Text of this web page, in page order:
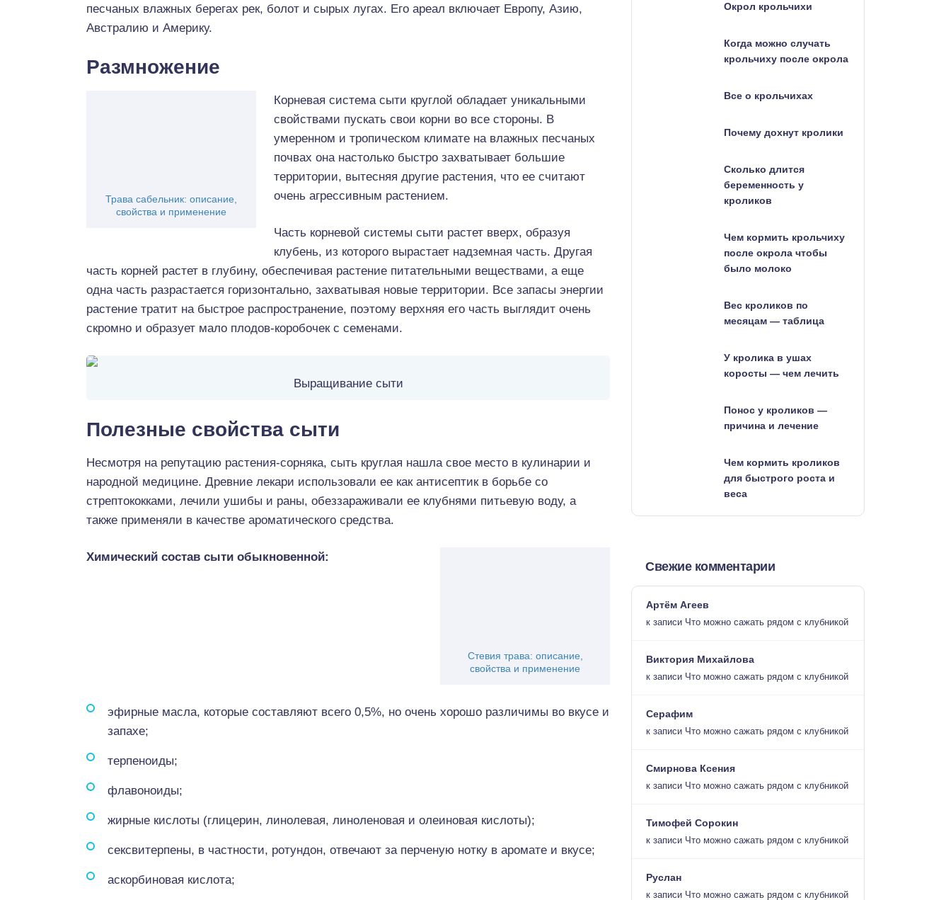
песчаных влажных берегах рек, болот и сырых лугах. Его ареал включает Европу, Азию,
Австралию и Америку.
Размножение
Трава сабельник: описание,
свойства и применение
Корневая система сыти круглой обладает уникальными
свойствами пускать свои корни во все стороны. В
умеренном и тропическом климате на влажных песчаных
почвах она настолько быстро захватывает большие
территории, вытесняя другие растения, что ее считают
очень агрессивным растением.
Часть корневой системы сыти растет вверх, образуя
клубень, из которого вырастает надземная часть. Другая
часть корней растет в глубину, обеспечивая растение питательными веществами, а еще
одна часть разрастается горизонтально, захватывая новые территории. Все запасы энергии
растение тратит на быстрое распространение, поэтому верхняя его часть выглядит очень
скромно и образует мало плодов-коробочек с семенами.
Выращивание сыти
Полезные свойства сыти
Несмотря на репутацию растения-сорняка, сыть круглая нашла свое место в кулинарии и
народной медицине. Древние лекари использовали ее как антисептик в борьбе со
стрептококками, лечили ушибы и раны, обеззараживали ее клубнями питьевую воду, а
также применяли в качестве ароматического средства.
Стевия трава: описание,
свойства и применение
Химический состав сыти обыкновенной:
эфирные масла, которые составляют всего 0,5%, но очень хорошо различимы во вкусе и
запахе;
терпеноиды;
флавоноиды;
жирные кислоты (глицерин, линолевая, линоленовая и олеиновая кислоты);
сексвитерпены, в частности, ротундон, отвечают за перченую нотку в аромате и вкусе;
аскорбиновая кислота;
Окрол крольчихи
Когда можно случать
крольчиху после окрола
Все о крольчихах
Почему дохнут кролики
Сколько длится
беременность у
кроликов
Чем кормить крольчиху
после окрола чтобы
было молоко
Вес кроликов по
месяцам — таблица
У кролика в ушах
коросты — чем лечить
Понос у кроликов —
причина и лечение
Чем кормить кроликов
для быстрого роста и
веса
Свежие комментарии
Артём Агеев
к записи Что можно сажать рядом с клубникой
Виктория Михайлова
к записи Что можно сажать рядом с клубникой
Серафим
к записи Что можно сажать рядом с клубникой
Смирнова Ксения
к записи Что можно сажать рядом с клубникой
Тимофей Сорокин
к записи Что можно сажать рядом с клубникой
Руслан
к записи Что можно сажать рядом с клубникой